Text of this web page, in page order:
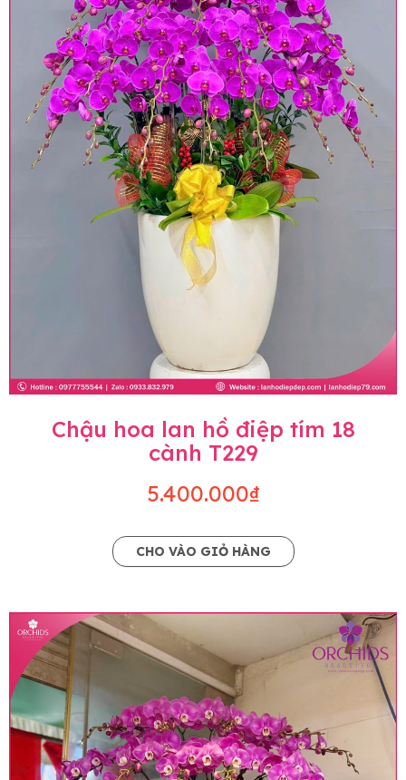
Chậu hoa lan hồ điệp tím 18
cành T229
5.400.000₫
CHO VÀO GIỎ HÀNG